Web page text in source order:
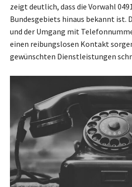
zeigt deutlich, dass die Vorwahl
Bundesgebiets hinaus bekannt ist.
und der Umgang mit
einen reibungslosen Kontakt
gewünschten Dienstleistungen